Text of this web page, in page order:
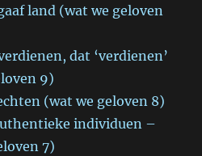
land (wat we geloven
dat ‘verdienen’
9)
(wat we geloven 8)
individuen –
7)